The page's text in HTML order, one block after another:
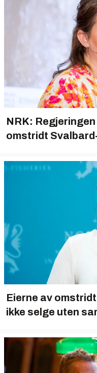
NRK:
omstridt
Eierne av
ikke selge uten